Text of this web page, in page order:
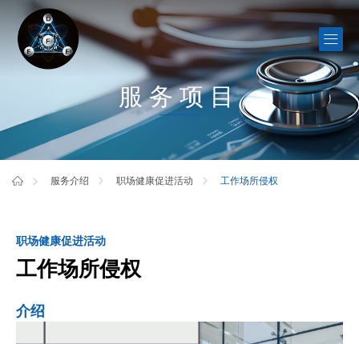
服务项目
服务介绍 职场健康促进活动 工作场所侵权
职场健康促进活动
工作场所侵权
介绍